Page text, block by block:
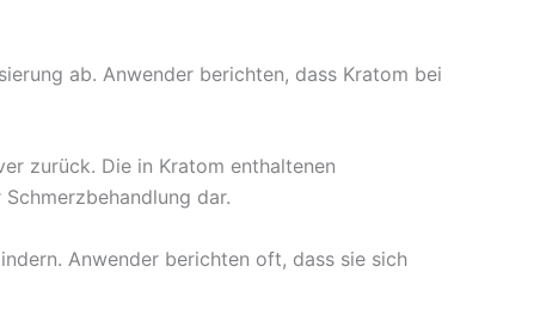
ab. Anwender berichten, dass Kratom bei
zurück. Die in Kratom enthaltenen
dar.
Anwender berichten oft, dass sie sich